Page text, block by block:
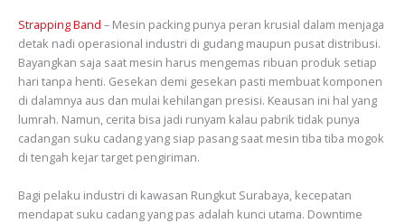
Strapping Band – Mesin packing punya peran krusial dalam menjaga
detak nadi operasional industri di gudang maupun pusat distribusi.
Bayangkan saja saat mesin harus mengemas ribuan produk setiap
hari tanpa henti. Gesekan demi gesekan pasti membuat komponen
di dalamnya aus dan mulai kehilangan presisi. Keausan ini hal yang
lumrah. Namun, cerita bisa jadi runyam kalau pabrik tidak punya
cadangan suku cadang yang siap pasang saat mesin tiba tiba mogok
di tengah kejar target pengiriman.
Bagi pelaku industri di kawasan Rungkut Surabaya, kecepatan
mendapat suku cadang yang pas adalah kunci utama. Downtime